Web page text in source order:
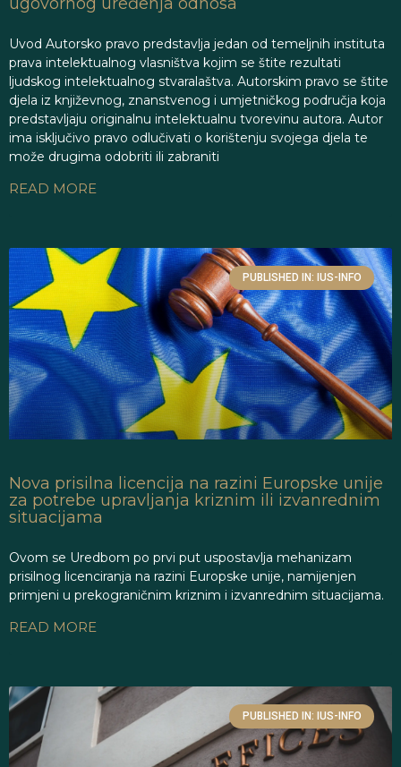
Uvod Autorsko pravo predstavlja jedan od temeljnih instituta
prava intelektualnog vlasništva kojim se štite rezultati
ljudskog intelektualnog stvaralaštva. Autorskim pravo se štite
djela iz književnog, znanstvenog i umjetničkog područja koja
predstavljaju originalnu intelektualnu tvorevinu autora. Autor
ima isključivo pravo odlučivati o korištenju svojega djela te
može drugima odobriti ili zabraniti
READ MORE
PUBLISHED IN: IUS-INFO
Nova prisilna licencija na razini Europske unije
za potrebe upravljanja kriznim ili izvanrednim
situacijama
Ovom se Uredbom po prvi put uspostavlja mehanizam
prisilnog licenciranja na razini Europske unije, namijenjen
primjeni u prekograničnim kriznim i izvanrednim situacijama.
READ MORE
PUBLISHED IN: IUS-INFO